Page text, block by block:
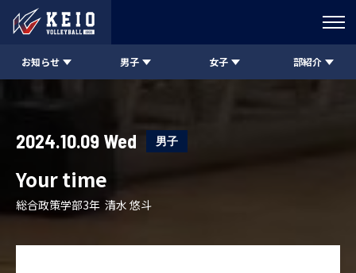
お知らせ 男子 女子 部紹介
2024.10.09 Wed 男子
Your time
総合政策学部3年 清水 悠斗